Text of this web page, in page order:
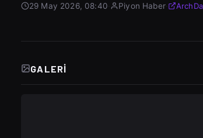
29 May 2026, 08:40 Piyon Haber·
GALERI